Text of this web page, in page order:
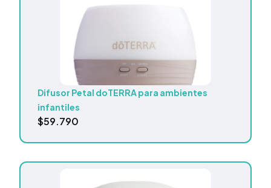
Difusor Petal doTERRA para ambientes
infantiles
$59.790